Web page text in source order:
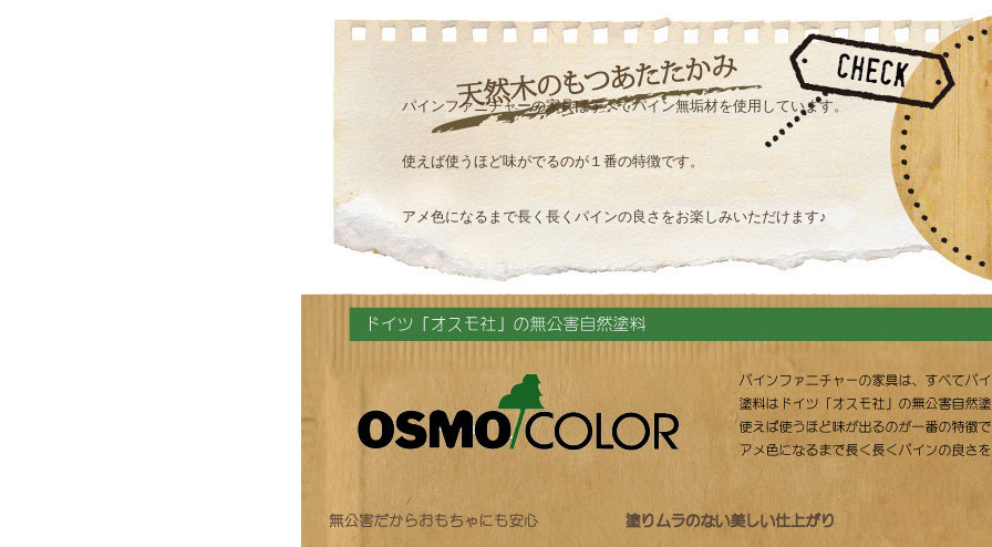
パインファニチャーの家具はすべてパイン無垢材を使用しています。
使えば使うほど味がでるのが１番の特徴です。
アメ色になるまで長く長くパインの良さをお楽しみいただけます♪